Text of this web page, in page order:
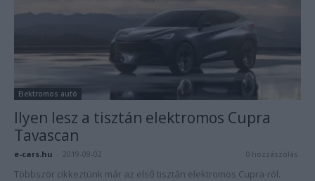
Elektromos autó
Ilyen lesz a tisztán elektromos Cupra
Tavascan
e-cars.hu 2019-09-02 0 hozzászólás
Többször cikkeztünk már az első tisztán elektromos Cupra-ról.